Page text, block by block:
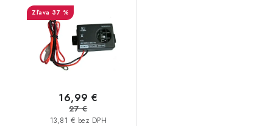
37 %
13,81 € bez DPH
16,99 €
27 €